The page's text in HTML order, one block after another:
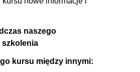
naszego
kursu między innymi: